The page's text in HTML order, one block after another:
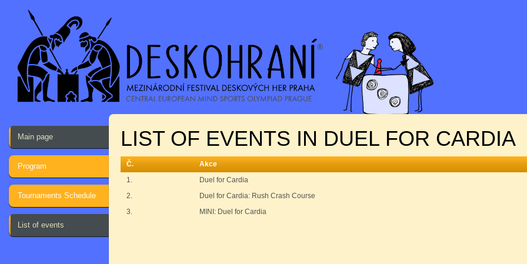
Main page
Program
Tournaments Schedule
List of events
LIST OF EVENTS IN DUEL FOR CARDIA
Č. Akce
1.
Duel for Cardia
2.
Duel for Cardia: Rush Crash Course
3.
MINI: Duel for Cardia